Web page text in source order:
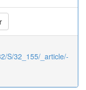
S/32_155/_article/-